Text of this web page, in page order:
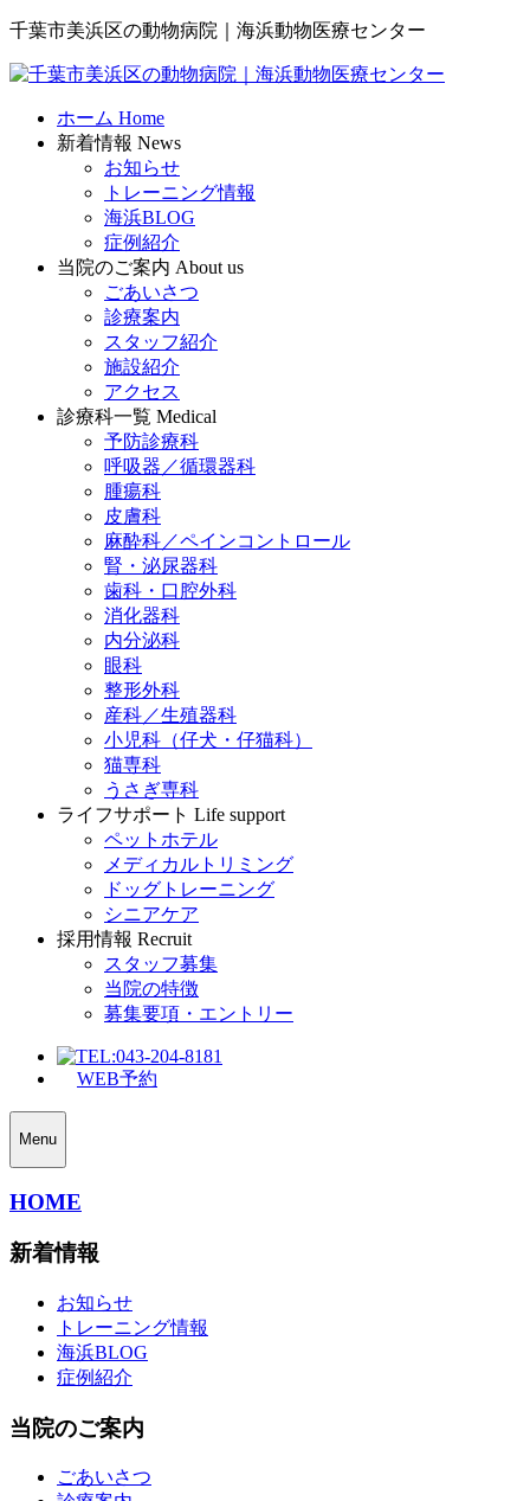
千葉市美浜区の動物病院｜海浜動物医療センター
ホーム Home
新着情報 News
お知らせ
トレーニング情報
海浜BLOG
症例紹介
当院のご案内 About us
ごあいさつ
診療案内
スタッフ紹介
施設紹介
アクセス
診療科一覧 Medical
予防診療科
呼吸器／循環器科
腫瘍科
皮膚科
麻酔科／ペインコントロール
腎・泌尿器科
歯科・口腔外科
消化器科
内分泌科
眼科
整形外科
産科／生殖器科
小児科（仔犬・仔猫科）
猫専科
うさぎ専科
ライフサポート Life support
ペットホテル
メディカルトリミング
ドッグトレーニング
シニアケア
採用情報 Recruit
スタッフ募集
当院の特徴
募集要項・エントリー
043-204-8181
WEB予約
Menu
HOME
新着情報
お知らせ
トレーニング情報
海浜BLOG
症例紹介
当院のご案内
ごあいさつ